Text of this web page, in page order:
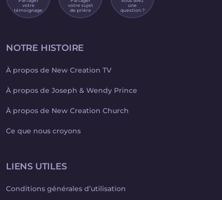
votre
témoignage
votre sujet
de prière
une
question ?
NOTRE HISTOIRE
À propos de New Creation TV
À propos de Joseph & Wendy Prince
À propos de New Creation Church
Ce que nous croyons
LIENS UTILES
Conditions générales d’utilisation